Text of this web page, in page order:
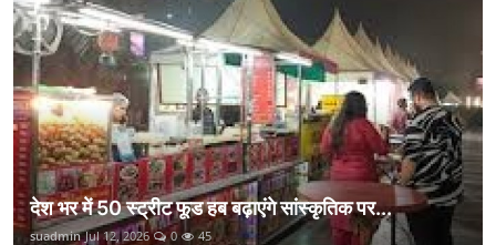
देश भर में 50 स्ट्रीट फूड हब बढ़ाएंगे सांस्कृतिक पर...
suadmin Jul 12, 2026 0 45